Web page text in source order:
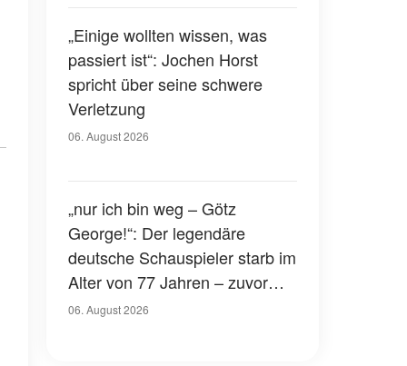
„Einige wollten wissen, was
passiert ist“: Jochen Horst
spricht über seine schwere
Verletzung
06. August 2026
„nur ich bin weg – Götz
George!“: Der legendäre
deutsche Schauspieler starb im
Alter von 77 Jahren – zuvor
hatte er über seinen eigenen
06. August 2026